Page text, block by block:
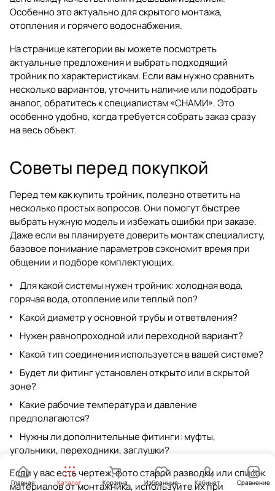
Особенно это актуально для скрытого монтажа,
отопления и горячего водоснабжения.
На странице категории вы можете посмотреть
актуальные предложения и выбрать подходящий
тройник по характеристикам. Если вам нужно сравнить
несколько вариантов, уточнить наличие или подобрать
аналог, обратитесь к специалистам «СНАМИ». Это
особенно удобно, когда требуется собрать заказ сразу
на весь объект.
Советы перед покупкой
Перед тем как купить тройник, полезно ответить на
несколько простых вопросов. Они помогут быстрее
выбрать нужную модель и избежать ошибки при заказе.
Даже если вы планируете доверить монтаж специалисту,
базовое понимание параметров сэкономит время при
общении и подборе комплектующих.
Для какой системы нужен тройник: холодная вода,
горячая вода, отопление или теплый пол?
Какой диаметр у основной трубы и ответвления?
Нужен равнопроходной или переходной вариант?
Какой тип соединения используется в вашей системе?
Будет ли фитинг установлен открыто или в скрытой
зоне?
Какие рабочие температура и давление
предполагаются?
Нужны ли дополнительные фитинги: муфты,
угольники, переходники, заглушки?
Если у вас есть чертеж, фото старой разводки или список
материалов от монтажника, используйте их при
Главная Каталог Корзина Избранные Кабинет Сравнение